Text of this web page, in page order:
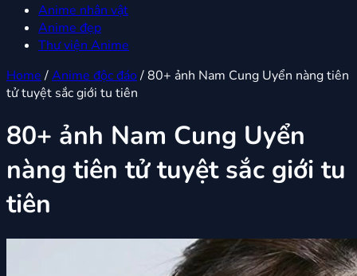
Anime nhân vật
Anime đẹp
Thư viện Anime
Home /Anime độc đáo/80+ ảnh Nam Cung Uyển nàng tiên
tử tuyệt sắc giới tu tiên
80+ ảnh Nam Cung Uyển
nàng tiên tử tuyệt sắc giới tu
tiên